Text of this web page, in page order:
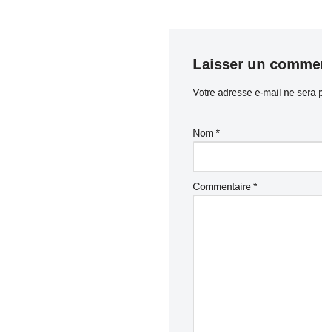
Laisser un
Votre adresse e-mail ne sera
Nom *
Commentaire *